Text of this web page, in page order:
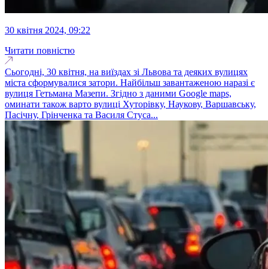
30 квітня 2024, 09:22
Читати повністю
Сьогодні, 30 квітня, на виїздах зі Львова та деяких вулицях
міста сформувалися затори. Найбільш завантаженою наразі є
вулиця Гетьмана Мазепи. Згідно з даними Google maps,
оминати також варто вулиці Хуторівку, Наукову, Варшавську,
Пасічну, Грінченка та Василя Стуса...